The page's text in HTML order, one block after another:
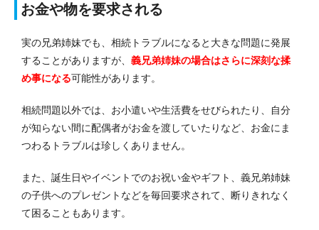
お金や物を要求される
実の兄弟姉妹でも、相続トラブルになると大きな問題に発展
することがありますが、 義兄弟姉妹の場合はさらに深刻な揉
め事になる可能性があります。
相続問題以外では、お小遣いや生活費をせびられたり、自分
が知らない間に配偶者がお金を渡していたりなど、お金にま
つわるトラブルは珍しくありません。
また、誕生日やイベントでのお祝い金やギフト、義兄弟姉妹
の子供へのプレゼントなどを毎回要求されて、断りきれなく
て困ることもあります。